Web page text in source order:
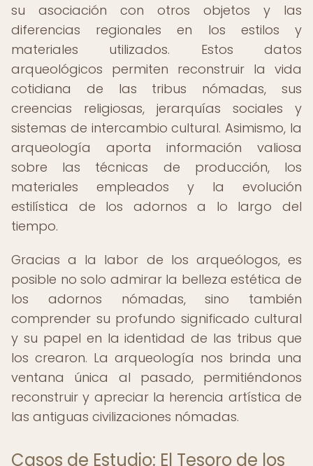
su asociación con otros objetos y las
diferencias regionales en los estilos y
materiales utilizados. Estos datos
arqueológicos permiten reconstruir la vida
cotidiana de las tribus nómadas, sus
creencias religiosas, jerarquías sociales y
sistemas de intercambio cultural. Asimismo, la
arqueología aporta información valiosa
sobre las técnicas de producción, los
materiales empleados y la evolución
estilística de los adornos a lo largo del
tiempo.
Gracias a la labor de los arqueólogos, es
posible no solo admirar la belleza estética de
los adornos nómadas, sino también
comprender su profundo significado cultural
y su papel en la identidad de las tribus que
los crearon. La arqueología nos brinda una
ventana única al pasado, permitiéndonos
reconstruir y apreciar la herencia artística de
las antiguas civilizaciones nómadas.
Casos de Estudio: El Tesoro de los